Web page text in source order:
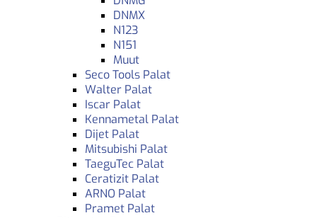
DNMX
N123
N151
Muut
Seco Tools Palat
Walter Palat
Iscar Palat
Kennametal Palat
Dijet Palat
Mitsubishi Palat
TaeguTec Palat
Ceratizit Palat
ARNO Palat
Pramet Palat